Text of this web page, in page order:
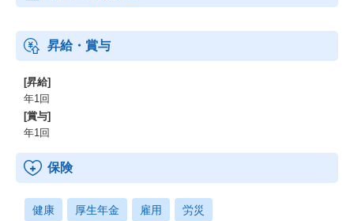
昇給・賞与
[昇給]
年1回
[賞与]
年1回
保険
健康 厚生年金 雇用 労災